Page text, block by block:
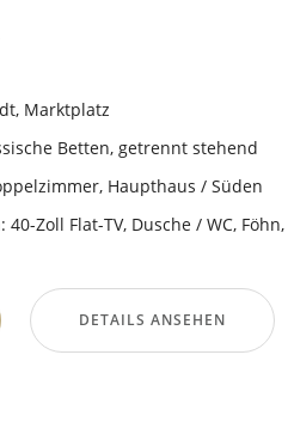
Marktplatz
Betten, getrennt stehend
, Haupthaus / Süden
40-Zoll Flat-TV, Dusche / WC, Föhn,
DETAILS ANSEHEN